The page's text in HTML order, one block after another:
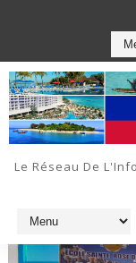
Le Réseau De